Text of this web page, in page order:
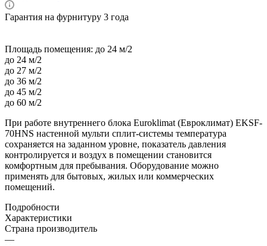
Гарантия на фурнитуру 3 года
Площадь помещения: до 24 м/2
до 24 м/2
до 27 м/2
до 36 м/2
до 45 м/2
до 60 м/2
При работе внутреннего блока Euroklimat (Евроклимат) EKSF-
70HNS настенной мульти сплит-системы температура
сохраняется на заданном уровне, показатель давления
контролируется и воздух в помещении становится
комфортным для пребывания. Оборудование можно
применять для бытовых, жилых или коммерческих
помещений.
Подробности
Характеристики
Страна производитель
—